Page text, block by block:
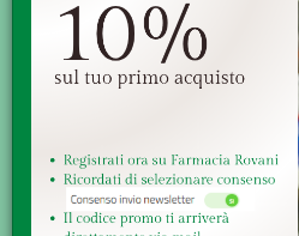
Senza obbligo di ricetta